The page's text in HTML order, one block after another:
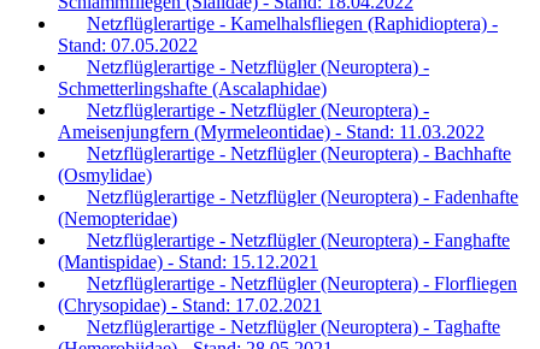
Netzflüglerartige - Kamelhalsfliegen (Raphidioptera) -
Stand: 07.05.2022
Netzflüglerartige - Netzflügler (Neuroptera) -
Schmetterlingshafte (Ascalaphidae)
Netzflüglerartige - Netzflügler (Neuroptera) -
Ameisenjungfern (Myrmeleontidae) - Stand: 11.03.2022
Netzflüglerartige - Netzflügler (Neuroptera) - Bachhafte
(Osmylidae)
Netzflüglerartige - Netzflügler (Neuroptera) - Fadenhafte
(Nemopteridae)
Netzflüglerartige - Netzflügler (Neuroptera) - Fanghafte
(Mantispidae) - Stand: 15.12.2021
Netzflüglerartige - Netzflügler (Neuroptera) - Florfliegen
(Chrysopidae) - Stand: 17.02.2021
Netzflüglerartige - Netzflügler (Neuroptera) - Taghafte